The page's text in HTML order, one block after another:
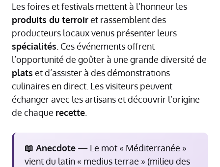
Les foires et festivals mettent à l’honneur les
produits du terroiret rassemblent des
producteurs locaux venus présenter leurs
spécialités . Ces événements offrent
l’opportunité de goûter à une grande diversité de
plats et d’assister à des démonstrations
culinaires en direct. Les visiteurs peuvent
échanger avec les artisans et découvrir l’origine
de chaque recette
📖 Anecdote — Le mot « Méditerranée »
vient du latin « medius terrae » (milieu des